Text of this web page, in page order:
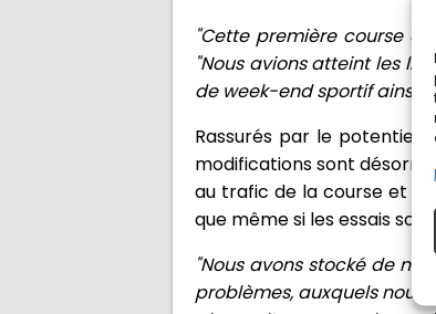
"Cette première course
"Nous avions atteint les
de week-end sportif ainsi
Rassurés par le potentiel
modifications sont
au trafic de la course et
que même si les essais
"Nous avons stocké de
problèmes, auxquels nous